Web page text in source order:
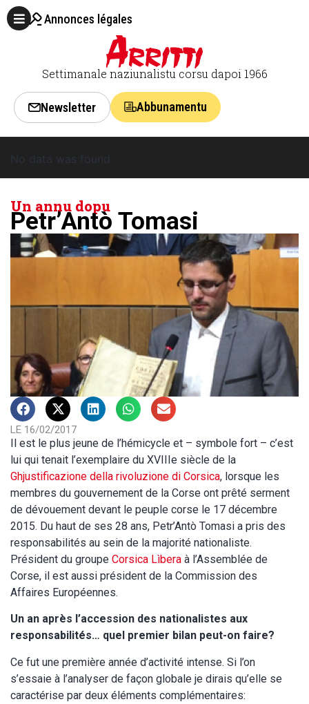
Annonces légales
Settimanale naziunalistu corsu dapoi 1966
Newsletter Abbunamentu
No data was found
Un annu dopu
Petr’Antò Tomasi
LE 16/02/2017
Il est le plus jeune de l’hémicycle et – symbole fort – c’est
lui qui tenait l’exemplaire du XVIIIe siècle de la
Ghjustificazione della rivoluzione di Corsica, lorsque les
membres du gouvernement de la Corse ont prêté serment
de dévouement devant le peuple corse le 17 décembre
2015. Du haut de ses 28 ans, Petr’Antò Tomasi a pris des
responsabilités au sein de la majorité nationaliste.
Président du groupe Corsica Lìbera à l’Assemblée de
Corse, il est aussi président de la Commission des
Affaires Européennes.
Un an après l’accession des nationalistes aux
responsabilités… quel premier bilan peut-on faire?
Ce fut une première année d’activité intense. Si l’on
s’essaie à l’analyser de façon globale je dirais qu’elle se
caractérise par deux éléments complémentaires: